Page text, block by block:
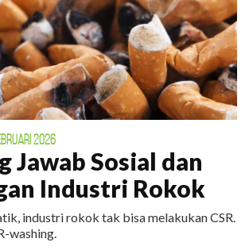
2026
Jawab Sosial dan
Industri Rokok
industri rokok tak bisa melakukan CSR.
washing.